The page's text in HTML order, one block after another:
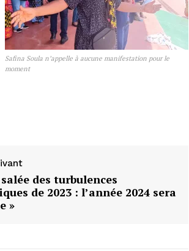
Safina Soula n’appelle à aucune manifestation pour le
moment
des turbulences
de 2023 : l’année 2024 sera
»